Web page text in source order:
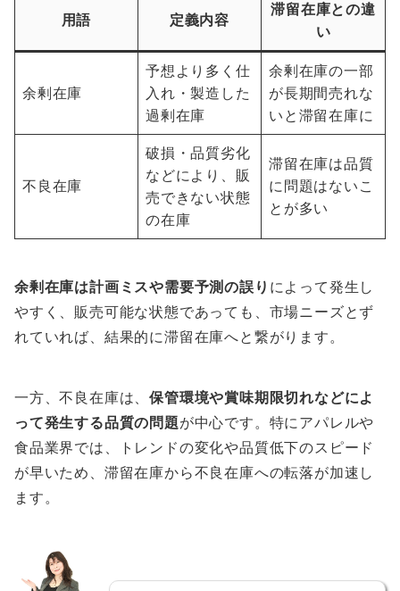
用語 定義内容
滞留在庫との違
い
余剰在庫
予想より多く仕
入れ・製造した
過剰在庫
余剰在庫の一部
が長期間売れな
いと滞留在庫に
不良在庫
破損・品質劣化
などにより、販
売できない状態
の在庫
滞留在庫は品質
に問題はないこ
とが多い
余剰在庫は計画ミスや需要予測の誤り によって発生し
やすく、販売可能な状態であっても、市場ニーズとず
れていれば、結果的に滞留在庫へと繋がります。
一方、不良在庫は、保管環境や賞味期限切れなどによ
って発生する品質の問題が中心です。特にアパレルや
食品業界では、トレンドの変化や品質低下のスピード
が早いため、滞留在庫から不良在庫への転落が加速し
ます。